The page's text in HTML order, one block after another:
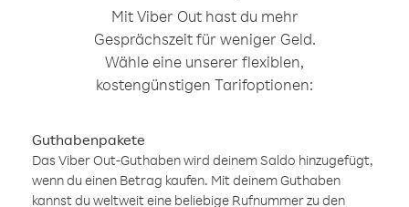
Mit Viber Out hast du mehr
Gesprächszeit für weniger Geld.
Wähle eine unserer flexiblen,
kostengünstigen Tarifoptionen:
Guthabenpakete
Das Viber Out-Guthaben wird deinem Saldo hinzugefügt,
wenn du einen Betrag kaufen. Mit deinem Guthaben
kannst du weltweit eine beliebige Rufnummer zu den